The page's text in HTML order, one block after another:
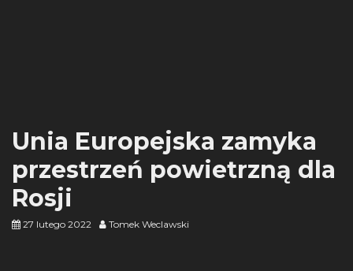
Unia Europejska zamyka
przestrzeń powietrzną dla
Rosji
27 lutego 2022 Tomek Weclawski